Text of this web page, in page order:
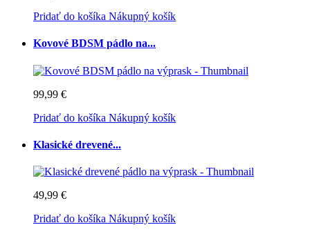
Pridať do košíka Nákupný košík
Kovové BDSM pádlo na...
99,99 €
Pridať do košíka Nákupný košík
Klasické drevené...
49,99 €
Pridať do košíka Nákupný košík